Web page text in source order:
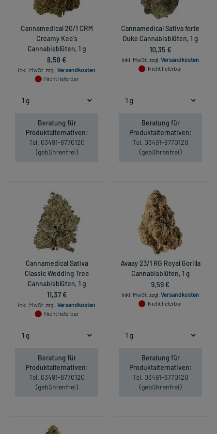
Cannamedical 20/1 CRM
Creamy Kee's
Cannabisblüten, 1 g
8,58 €
inkl. MwSt. zzgl. Versandkosten
Nicht lieferbar
Beratung für
Produktalternativen:
Tel. 03491-8770120
(gebührenfrei)
Cannamedical Sativa forte
Duke Cannabisblüten, 1 g
10,35 €
inkl. MwSt. zzgl. Versandkosten
Nicht lieferbar
Beratung für
Produktalternativen:
Tel. 03491-8770120
(gebührenfrei)
Cannamedical Sativa
Classic Wedding Tree
Cannabisblüten, 1 g
11,37 €
inkl. MwSt. zzgl. Versandkosten
Nicht lieferbar
Beratung für
Produktalternativen:
Tel. 03491-8770120
(gebührenfrei)
Avaay 23/1 RG Royal Gorilla
Cannabisblüten, 1 g
9,59 €
inkl. MwSt. zzgl. Versandkosten
Nicht lieferbar
Beratung für
Produktalternativen:
Tel. 03491-8770120
(gebührenfrei)